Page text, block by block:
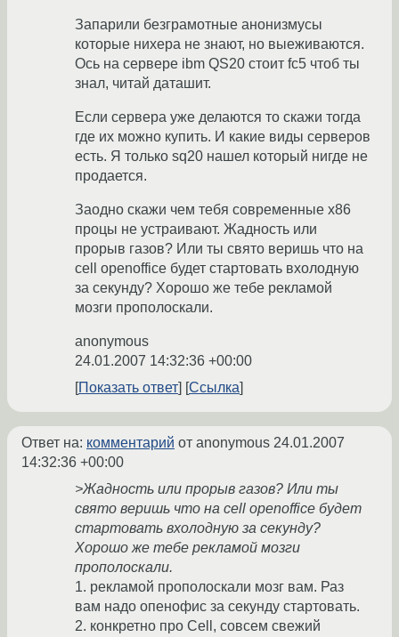
Запарили безграмотные анонизмусы
которые нихера не знают, но выеживаются.
Ось на сервере ibm QS20 стоит fc5 чтоб ты
знал, читай даташит.
Если сервера уже делаются то скажи тогда
где их можно купить. И какие виды серверов
есть. Я только sq20 нашел который нигде не
продается.
Заодно скажи чем тебя современные x86
процы не устраивают. Жадность или
прорыв газов? Или ты свято веришь что на
cell openoffice будет стартовать вхолодную
за секунду? Хорошо же тебе рекламой
мозги прополоскали.
anonymous
24.01.2007 14:32:36 +00:00
Показать ответ
Ссылка
Ответ на: комментарий от anonymous 24.01.2007
14:32:36 +00:00
>Жадность или прорыв газов? Или ты
свято веришь что на cell openoffice будет
стартовать вхолодную за секунду?
Хорошо же тебе рекламой мозги
прополоскали.
1. рекламой прополоскали мозг вам. Раз
вам надо опенофис за секунду стартовать.
2. конкретно про Cell, совсем свежий